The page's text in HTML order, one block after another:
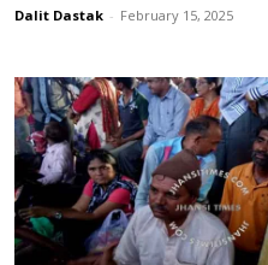
Dalit Dastak - February 15, 2025